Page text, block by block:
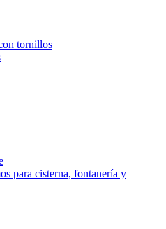
tornillos
para cisterna, fontanería y